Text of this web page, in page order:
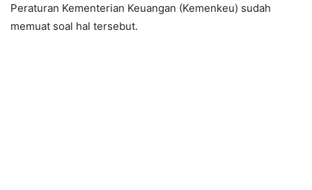
Peraturan Kementerian Keuangan (Kemenkeu) sudah
memuat soal hal tersebut.